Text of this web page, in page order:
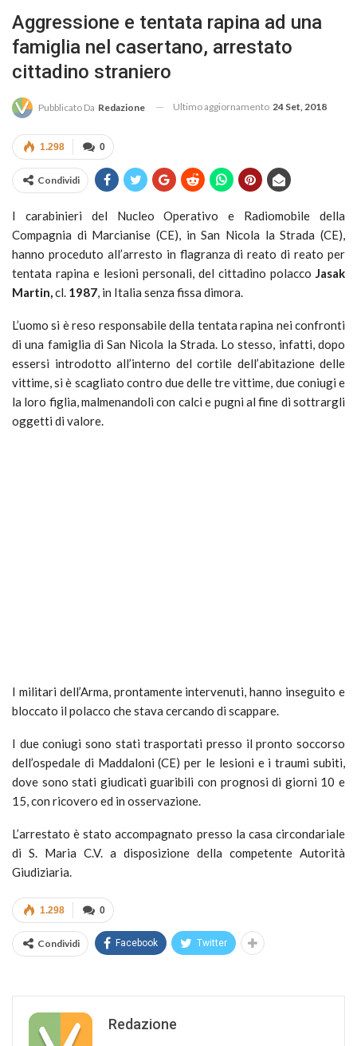
Aggressione e tentata rapina ad una
famiglia nel casertano, arrestato
cittadino straniero
Pubblicato Da Redazione Ultimo aggiornamento 24 Set, 2018
0
1.298
Condividi
I carabinieri del Nucleo Operativo e Radiomobile della
Compagnia di Marcianise (CE), in San Nicola la Strada (CE),
hanno proceduto all’arresto in flagranza di reato di reato per
tentata rapina e lesioni personali, del cittadino polacco Jasak
Martin,cl. 1987, in Italia senza fissa dimora.
L’uomo si è reso responsabile della tentata rapina nei confronti
di una famiglia di San Nicola la Strada. Lo stesso, infatti, dopo
essersi introdotto all’interno del cortile dell’abitazione delle
vittime, si è scagliato contro due delle tre vittime, due coniugi e
la loro figlia, malmenandoli con calci e pugni al fine di sottrargli
oggetti di valore.
I militari dell’Arma, prontamente intervenuti, hanno inseguito e
bloccato il polacco che stava cercando di scappare.
I due coniugi sono stati trasportati presso il pronto soccorso
dell’ospedale di Maddaloni (CE) per le lesioni e i traumi subiti,
dove sono stati giudicati guaribili con prognosi di giorni 10 e
15, con ricovero ed in osservazione.
L’arrestato è stato accompagnato presso la casa circondariale
di S. Maria C.V. a disposizione della competente Autorità
Giudiziaria.
0
1.298
Condividi Facebook Twitter
Redazione